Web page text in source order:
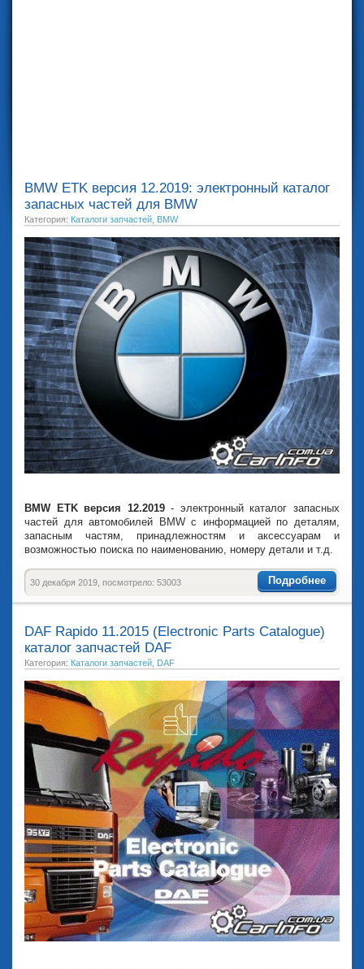
BMW ETK версия 12.2019: электронный каталог
запасных частей для BMW
Категория: Каталоги запчастей BMW
BMW ETK версия 12.2019- электронный каталог запасных
частей для автомобилей BMW с информацией по деталям,
запасным частям, принадлежностям и аксессуарам и
возможностью поиска по наименованию, номеру детали и т.д.
Подробнее
30 декабря 2019, посмотрело: 53003
DAF Rapido 11.2015 (Electronic Parts Catalogue)
каталог запчастей DAF
Категория: Каталоги запчастей DAF